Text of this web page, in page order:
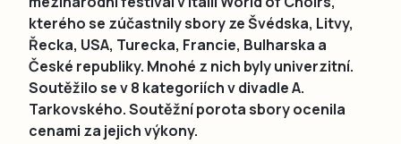
kterého se zúčastnily sbory ze Švédska, Litvy,
Řecka, USA, Turecka, Francie, Bulharska a
České republiky. Mnohé z nich byly univerzitní.
Soutěžilo se v 8 kategoriích v divadle A.
Tarkovského. Soutěžní porota sbory ocenila
cenami za jejich výkony.